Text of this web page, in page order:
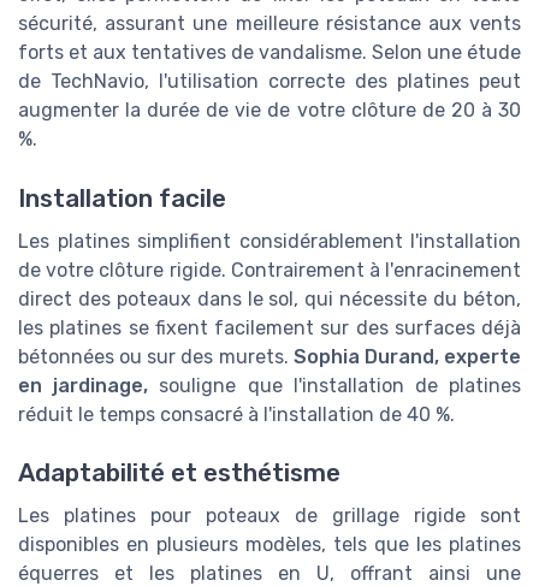
sécurité, assurant une meilleure résistance aux vents
forts et aux tentatives de vandalisme. Selon une étude
de TechNavio, l'utilisation correcte des platines peut
augmenter la durée de vie de votre clôture de 20 à 30
%.
Installation facile
Les platines simplifient considérablement l'installation
de votre clôture rigide. Contrairement à l'enracinement
direct des poteaux dans le sol, qui nécessite du béton,
les platines se fixent facilement sur des surfaces déjà
bétonnées ou sur des murets. Sophia Durand, experte
en jardinage, souligne que l'installation de platines
réduit le temps consacré à l'installation de 40 %.
Adaptabilité et esthétisme
Les platines pour poteaux de grillage rigide sont
disponibles en plusieurs modèles, tels que les platines
équerres et les platines en U, offrant ainsi une